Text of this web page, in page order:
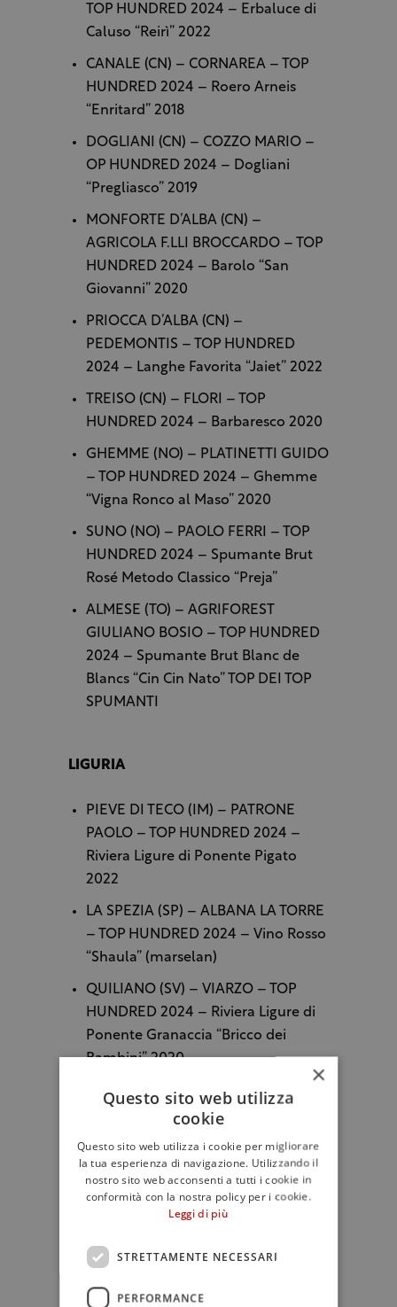
TOP HUNDRED 2024 – Erbaluce di
Caluso “Reirì” 2022
CANALE (CN) – CORNAREA – TOP
HUNDRED 2024 – Roero Arneis
“Enritard” 2018
DOGLIANI (CN) – COZZO MARIO –
OP HUNDRED 2024 – Dogliani
“Pregliasco” 2019
MONFORTE D’ALBA (CN) –
AGRICOLA F.LLI BROCCARDO – TOP
HUNDRED 2024 – Barolo “San
Giovanni” 2020
PRIOCCA D’ALBA (CN) –
PEDEMONTIS – TOP HUNDRED
2024 – Langhe Favorita “Jaiet” 2022
TREISO (CN) – FLORI – TOP
HUNDRED 2024 – Barbaresco 2020
GHEMME (NO) – PLATINETTI GUIDO
– TOP HUNDRED 2024 – Ghemme
“Vigna Ronco al Maso” 2020
SUNO (NO) – PAOLO FERRI – TOP
HUNDRED 2024 – Spumante Brut
Rosé Metodo Classico “Preja”
ALMESE (TO) – AGRIFOREST
GIULIANO BOSIO – TOP HUNDRED
2024 – Spumante Brut Blanc de
Blancs “Cin Cin Nato” TOP DEI TOP
SPUMANTI
LIGURIA
PIEVE DI TECO (IM) – PATRONE
PAOLO – TOP HUNDRED 2024 –
Riviera Ligure di Ponente Pigato
2022
LA SPEZIA (SP) – ALBANA LA TORRE
– TOP HUNDRED 2024 – Vino Rosso
“Shaula” (marselan)
QUILIANO (SV) – VIARZO – TOP
HUNDRED 2024 – Riviera Ligure di
Ponente Granaccia “Bricco dei
Bambini” 2020
SCANZOROSCIATE (BG) –
PAGNONCELLI FOLCIERI – TOP
HUNDRED 2024 – Moscato di
CAPRIANO DEL COLLE (BS) –
BECCALOSSI
×
Questo sito web utilizza
cookie
Questo sito web utilizza i cookie per migliorare
la tua esperienza di navigazione. Utilizzando il
nostro sito web acconsenti a tutti i cookie in
conformità con la nostra policy per i cookie.
Leggi di più
STRETTAMENTE NECESSARI
PERFORMANCE